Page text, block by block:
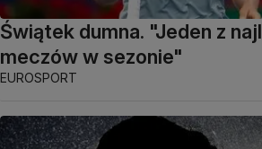
Świątek dumna. "Jeden z
meczów w sezonie"
EUROSPORT